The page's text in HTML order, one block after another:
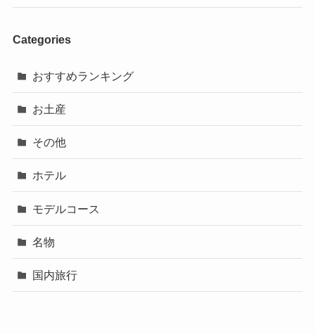
Categories
おすすめランキング
お土産
その他
ホテル
モデルコース
名物
国内旅行